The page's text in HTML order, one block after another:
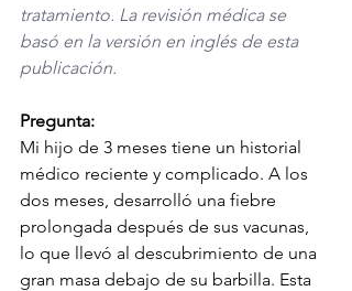
tratamiento. La revisión médica se
basó en la versión en inglés de esta
publicación.
Pregunta:
Mi hijo de 3 meses tiene un historial
médico reciente y complicado. A los
dos meses, desarrolló una fiebre
prolongada después de sus vacunas,
lo que llevó al descubrimiento de una
gran masa debajo de su barbilla. Esta